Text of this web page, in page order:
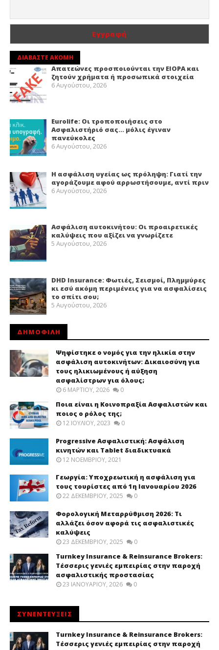
ΔΙΑΒΑΣΤΕ ΑΚΟΜΗ
Απατεώνες προσποιούνται την EIOPA και
ζητούν χρήματα ή προσωπικά στοιχεία
6 Αυγούστου, 2026
Eurolife: Οι τροποποιήσεις στο
Ασφαλιστήριό σας… μόλις έγιναν
πανεύκολες
6 Αυγούστου, 2026
Η ασφάλιση υγείας ως πρόληψη: Γιατί την
αγοράζουμε αφού αρρωστήσουμε, αντί πριν
6 Αυγούστου, 2026
Ασφάλιση αυτοκινήτου: Οι προαιρετικές
καλύψεις που αξίζει να γνωρίζετε
5 Αυγούστου, 2026
DHD Insurance: Φωτιές, Σεισμοί, Πλημμύρες
κι εσύ ακόμη περιμένεις για να ασφαλίσεις
το σπίτι σου;
5 Αυγούστου, 2026
ΔΗΜΟΦΙΛΗ
Ψηφίστηκε ο νομός για την ηλικία στην
ασφάλιση αυτοκινήτων: Δικαιοσύνη για
τους ηλικιωμένους ή αύξηση
ασφαλίστρων για όλους;
6 ΜΑΡΤΊΟΥ, 2026 0
Ποια είναι η Κοινοπραξία Ασφαλιστών και
ποιος ο ρόλος της;
12 ΙΟΥΛΊΟΥ, 2023 0
Progressive Ασφαλιστική: Ασφάλιση
κινητών και Tablet διαδικτυακά
12 ΝΟΕΜΒΡΊΟΥ, 2021
Γεωργία: Υποχρεωτική η ασφάλιση για
τους τουρίστες από 1η Ιανουαρίου 2026
22 ΔΕΚΕΜΒΡΊΟΥ, 2025 0
Φορολογική Μεταρρύθμιση 2026: Τι
αλλάζει όσον αφορά τις ασφαλιστικές
καλύψεις
23 ΔΕΚΕΜΒΡΊΟΥ, 2025 0
Turnkey Insurance & Reinsurance Brokers:
Τέσσερις γενιές εμπειρίας στην παροχή
ασφαλιστικής προστασίας
23 ΙΑΝΟΥΑΡΊΟΥ, 2026 0
ΣΥΝΕΝΤΕΥΞΕΙΣ
Turnkey Insurance & Reinsurance Brokers:
Τέσσερις γενιές εμπειρίας στην παροχή